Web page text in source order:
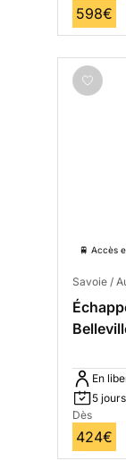
598€
🚆 Accès
Savoie /
En
5 jours
Dès
424€